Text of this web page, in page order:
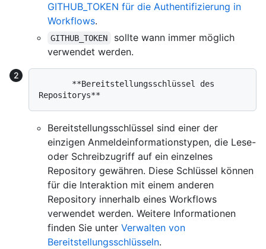
GITHUB_TOKEN für die Authentifizierung in
Workflows.
GITHUB_TOKEN
sollte wann immer möglich
verwendet werden.
Bereitstellungsschlüssel sind einer der
einzigen Anmeldeinformationstypen, die Lese-
oder Schreibzugriff auf ein einzelnes
Repository gewähren. Diese Schlüssel können
für die Interaktion mit einem anderen
Repository innerhalb eines Workflows
verwendet werden. Weitere Informationen
finden Sie unter Verwalten von
Bereitstellungsschlüsseln.